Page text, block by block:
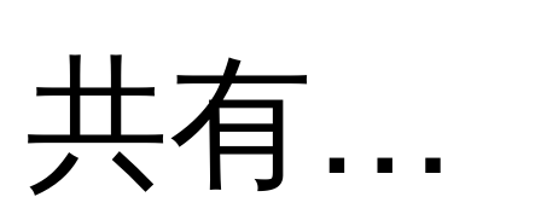
•多云管
共有分类：云管理平台(CMP)